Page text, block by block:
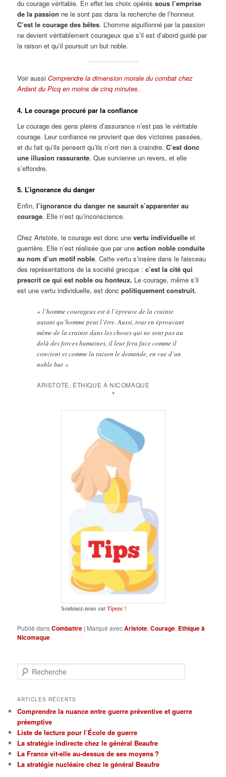
du courage véritable. En effet les choix opérés sous l’emprise
de la passion ne le sont pas dans la recherche de l’honneur.
C’est le courage des bêtes. L’homme aiguillonné par la passion
ne devient véritablement courageux que s’il est d’abord guidé par
la raison et qu’il poursuit un but noble.
Voir aussiComprendre la dimension morale du combat chez
Ardant du Picq en moins de cinq minutes.
4. Le courage procuré par la confiance
Le courage des gens pleins d’assurance n’est pas le véritable
courage. Leur confiance ne provient que des victoires passées,
et du fait qu’ils pensent qu’ils n’ont rien à craindre.C’est donc
une illusion rassurante. Que survienne un revers, et elle
s’effondre.
5. L’ignorance du danger
Enfin,l’ignorance du danger ne saurait s’apparenter au
courage. Elle n’est qu’inconscience.
Chez Aristote, le courage est donc unevertu individuelle et
guerrière. Elle n’est réalisée que par uneaction noble conduite
au nom d’un motif noble. Cette vertu s’insère dans le faisceau
des représentations de la société grecque :c’est la cité qui
prescrit ce qui est noble ou honteux. Le courage, même s’il
est une vertu individuelle, est doncpolitiquement construit.
« l’homme courageux est à l’épreuve de la crainte
autant qu’homme peut l’être. Aussi, tout en éprouvant
même de la crainte dans les choses qui ne sont pas au
delà des forces humaines, il leur fera face comme il
convient et comme la raison le demande, en vue d’un
noble but »
ARISTOTE, ÉTHIQUE À NICOMAQUE
*
Soutenez-nous surTipeee!
Publié dansCombattre | Marqué avecAristote,Courage, Ethique à
Nicomaque
e
h
r
c
h
e
ARTICLES RÉCENTS
Comprendre la nuance entre guerre préventive et guerre
préemptive
Liste de lecture pour l’École de guerre
La stratégie indirecte chez le général Beaufre
La France vit-elle au-dessus de ses moyens ?
La stratégie nucléaire chez le général Beaufre